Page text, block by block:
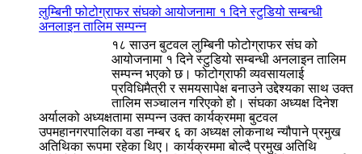
लुम्बिनी फोटोग्राफर संघको आयोजनामा १ दिने स्टुडियो सम्बन्धी
अनलाइन तालिम सम्पन्न
१८ साउन बुटवल लुम्बिनी फोटोग्राफर संघ को
आयोजनामा १ दिने स्टुडियो सम्बन्धी अनलाइन तालिम
सम्पन्न भएको छ। फोटोग्राफी व्यवसायलाई
प्रविधिमैत्री र समयसापेक्ष बनाउने उद्देश्यका साथ उक्त
तालिम सञ्चालन गरिएको हो। संघका अध्यक्ष दिनेश
अर्यालको अध्यक्षतामा सम्पन्न उक्त कार्यक्रममा बुटवल
उपमहानगरपालिका वडा नम्बर ६ का अध्यक्ष लोकनाथ न्यौपाने प्रमुख
अतिथिका रूपमा रहेका थिए। कार्यक्रममा बोल्दै प्रमुख अतिथि